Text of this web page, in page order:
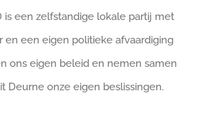
is een zelfstandige lokale partij met
en een eigen politieke afvaardiging
ons eigen beleid en nemen samen
Deurne onze eigen beslissingen.